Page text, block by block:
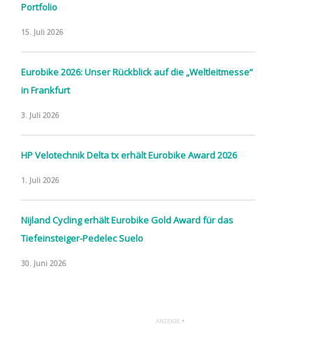
Portfolio
15. Juli 2026
Eurobike 2026: Unser Rückblick auf die „Weltleitmesse“
in Frankfurt
3. Juli 2026
HP Velotechnik Delta tx erhält Eurobike Award 2026
1. Juli 2026
Nijland Cycling erhält Eurobike Gold Award für das
Tiefeinsteiger-Pedelec Suelo
30. Juni 2026